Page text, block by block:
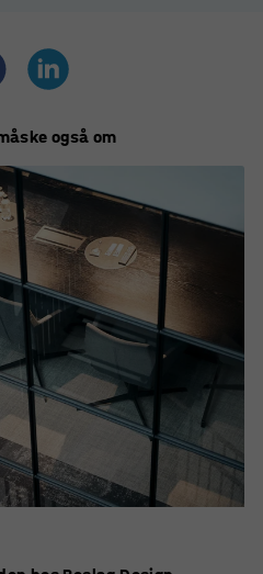
også om